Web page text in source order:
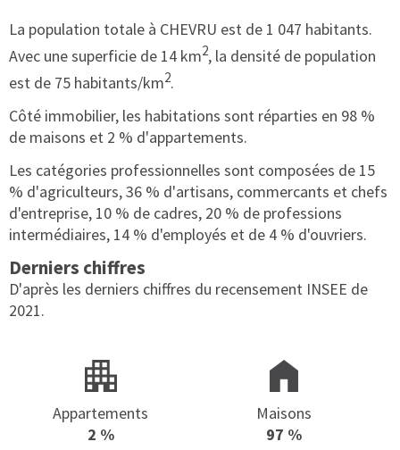
La population totale à CHEVRU est de 1 047 habitants.
Avec une superficie de 14 km2, la densité de population
est de 75 habitants/km2.
Côté immobilier, les habitations sont réparties en 98 %
de maisons et 2 % d'appartements.
Les catégories professionnelles sont composées de 15
% d'agriculteurs, 36 % d'artisans, commercants et chefs
d'entreprise, 10 % de cadres, 20 % de professions
intermédiaires, 14 % d'employés et de 4 % d'ouvriers.
Derniers chiffres
D'après les derniers chiffres du recensement INSEE de
2021.
Appartements
2 %
Maisons
97 %